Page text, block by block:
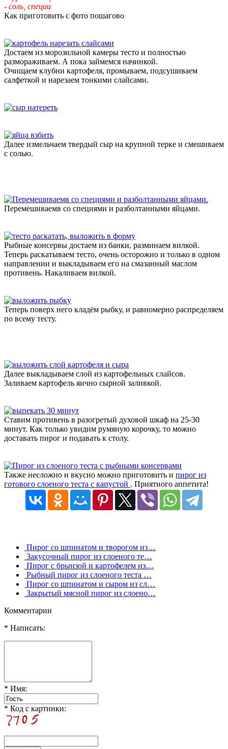
- соль, специи
Как приготовить с фото пошагово
Достаем из морозильной камеры тесто и полностью
размораживаем. А пока займемся начинкой.
Очищаем клубни картофеля, промываем, подсушиваем
салфеткой и нарезаем тонкими слайсами.
Далее измельчаем твердый сыр на крупной терке и смешиваем
с солью.
Перемешиваемв со специями и разболтанными яйцами.
Рыбные консервы достаем из банки, разминаем вилкой.
Теперь раскатываем тесто, очень осторожно и только в одном
направлении и выкладываем его на смазанный маслом
противень. Накаливаем вилкой.
Теперь поверх него кладём рыбку, и равномерно распределяем
по всему тесту.
Далее выкладываем слой из картофельных слайсов.
Заливаем картофель яично сырной заливкой.
Ставим противень в разогретый духовой шкаф на 25-30
минут. Как только увидим румяную корочку, то можно
доставать пирог и подавать к столу.
Также несложно и вкусно можно приготовить и пирог из
готового слоеного теста с капустой . Приятного аппетита!
Пирог со шпинатом и творогом из…
Закусочный пирог из слоеного те…
Пирог с брынзой и картофелем из…
Рыбный пирог из слоеного теста …
Пирог со шпинатом и сыром из сл…
Закрытый мясной пирог из слоено…
Комментарии
* Написать:
* Имя:
* Код с картинки: